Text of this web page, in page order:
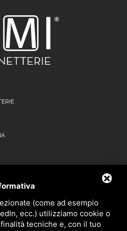
(come ad esempio
ecc.) utilizziamo cookie o
tecniche e, con il tuo